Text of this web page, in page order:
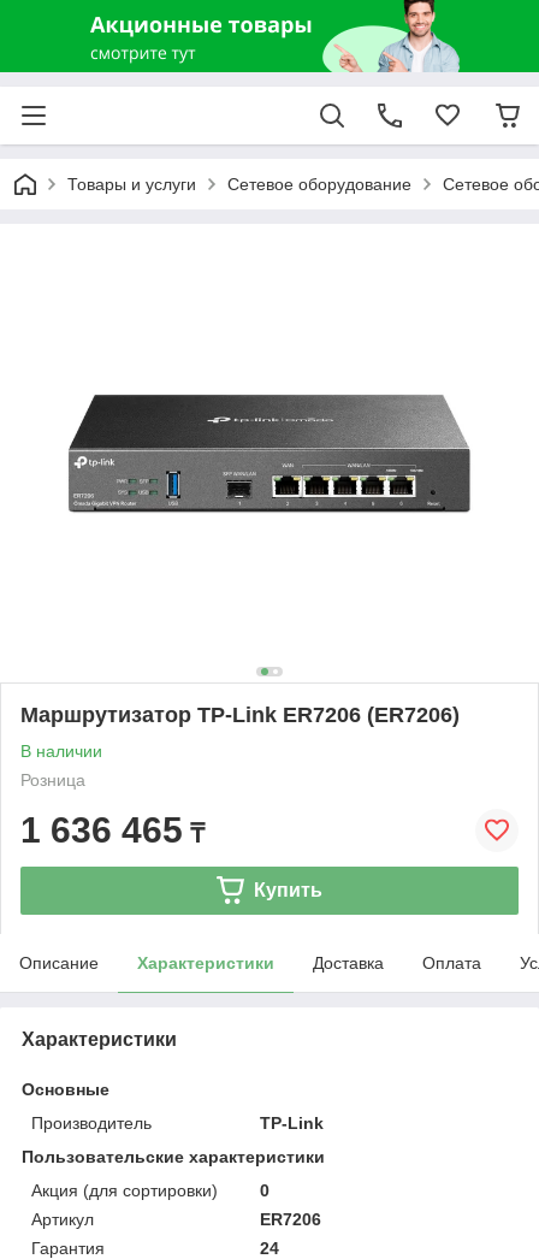
Товары и услуги Сетевое оборудование Сетевое
Маршрутизатор TP-Link ER7206 (ER7206)
В наличии
Розница
1 636 465 ₸
Купить
Описание Характеристики Доставка Оплата
Характеристики
Основные
Производитель
TP-Link
Пользовательские характеристики
Акция (для сортировки)
0
Артикул
ER7206
Гарантия
24